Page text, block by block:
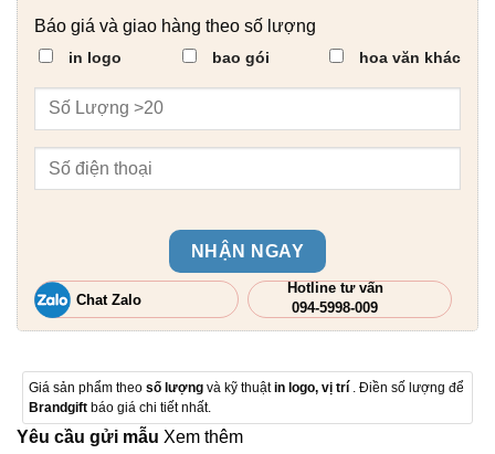
Báo giá và giao hàng theo số lượng
in logo bao gói hoa văn khác
NHẬN NGAY
Chat Zalo
Hotline tư vấn
094-5998-009
Giá sản phẩm theo số lượng và kỹ thuậtin logo, vị trí . Điền số lượng để
Brandgift báo giá chi tiết nhất.
Yêu cầu gửi mẫu Xem thêm